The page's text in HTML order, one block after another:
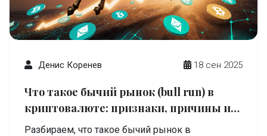
Денис Коренев 18 сен 2025
Что такое бычий рынок (bull run) в
криптовалюте: признаки, причины и
примеры
Разбираем, что такое бычий рынок в